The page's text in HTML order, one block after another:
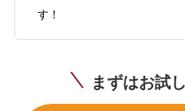
す！
まずはお試